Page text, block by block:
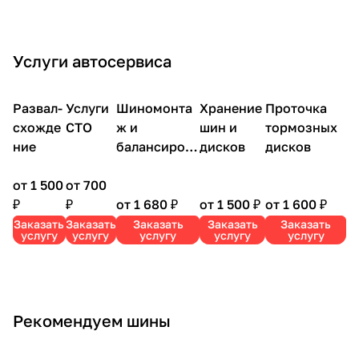
Услуги автосервиса
Развал-
схожде
ние
от 1 500
₽
Заказать
услугу
Услуги
СТО
от 700
₽
Заказать
услугу
Шиномонта
ж и
балансиров
от 1 680 ₽
Заказать
услугу
Хранение
шин и
дисков
от 1 500 ₽
Заказать
услугу
Проточка
тормозных
дисков
от 1 600 ₽
Заказать
услугу
Рекомендуем шины